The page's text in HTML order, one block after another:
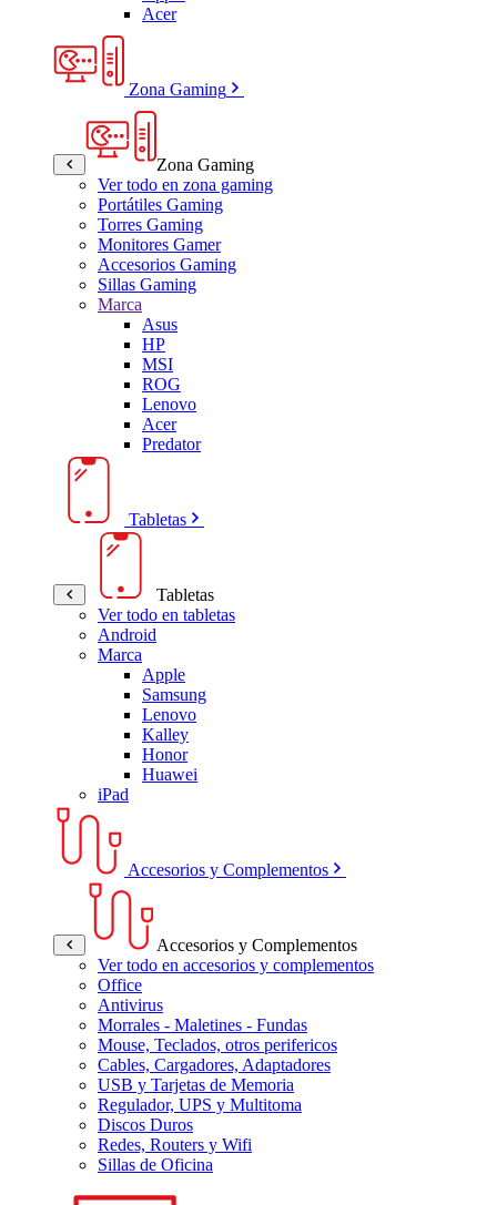
Acer
Zona Gaming
Zona Gaming
Ver todo en zona gaming
Portátiles Gaming
Torres Gaming
Monitores Gamer
Accesorios Gaming
Sillas Gaming
Marca
Asus
HP
MSI
ROG
Lenovo
Acer
Predator
Tabletas
Tabletas
Ver todo en tabletas
Android
Marca
Apple
Samsung
Lenovo
Kalley
Honor
Huawei
iPad
Accesorios y Complementos
Accesorios y Complementos
Ver todo en accesorios y complementos
Office
Antivirus
Morrales - Maletines - Fundas
Mouse, Teclados, otros perifericos
Cables, Cargadores, Adaptadores
USB y Tarjetas de Memoria
Regulador, UPS y Multitoma
Discos Duros
Redes, Routers y Wifi
Sillas de Oficina